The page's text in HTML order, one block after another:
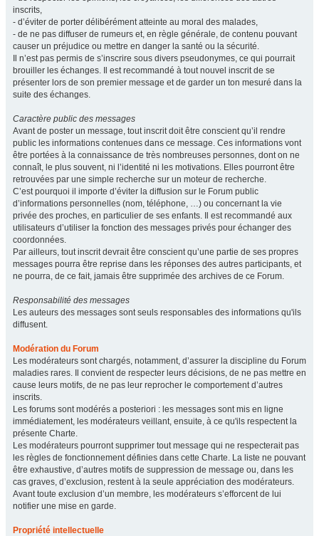
inscrits,
- d’éviter de porter délibérément atteinte au moral des malades,
- de ne pas diffuser de rumeurs et, en règle générale, de contenu pouvant
causer un préjudice ou mettre en danger la santé ou la sécurité.
Il n’est pas permis de s’inscrire sous divers pseudonymes, ce qui pourrait
brouiller les échanges. Il est recommandé à tout nouvel inscrit de se
présenter lors de son premier message et de garder un ton mesuré dans la
suite des échanges.
Caractère public des messages
Avant de poster un message, tout inscrit doit être conscient qu’il rendre
public les informations contenues dans ce message. Ces informations vont
être portées à la connaissance de très nombreuses personnes, dont on ne
connaît, le plus souvent, ni l’identité ni les motivations. Elles pourront être
retrouvées par une simple recherche sur un moteur de recherche.
C’est pourquoi il importe d’éviter la diffusion sur le Forum public
d’informations personnelles (nom, téléphone, …) ou concernant la vie
privée des proches, en particulier de ses enfants. Il est recommandé aux
utilisateurs d’utiliser la fonction des messages privés pour échanger des
coordonnées.
Par ailleurs, tout inscrit devrait être conscient qu’une partie de ses propres
messages pourra être reprise dans les réponses des autres participants, et
ne pourra, de ce fait, jamais être supprimée des archives de ce Forum.
Responsabilité des messages
Les auteurs des messages sont seuls responsables des informations qu'ils
diffusent.
Modération du Forum
Les modérateurs sont chargés, notamment, d’assurer la discipline du Forum
maladies rares. Il convient de respecter leurs décisions, de ne pas mettre en
cause leurs motifs, de ne pas leur reprocher le comportement d’autres
inscrits.
Les forums sont modérés a posteriori : les messages sont mis en ligne
immédiatement, les modérateurs veillant, ensuite, à ce qu'ils respectent la
présente Charte.
Les modérateurs pourront supprimer tout message qui ne respecterait pas
les règles de fonctionnement définies dans cette Charte. La liste ne pouvant
être exhaustive, d’autres motifs de suppression de message ou, dans les
cas graves, d’exclusion, restent à la seule appréciation des modérateurs.
Avant toute exclusion d’un membre, les modérateurs s’efforcent de lui
notifier une mise en garde.
Propriété intellectuelle